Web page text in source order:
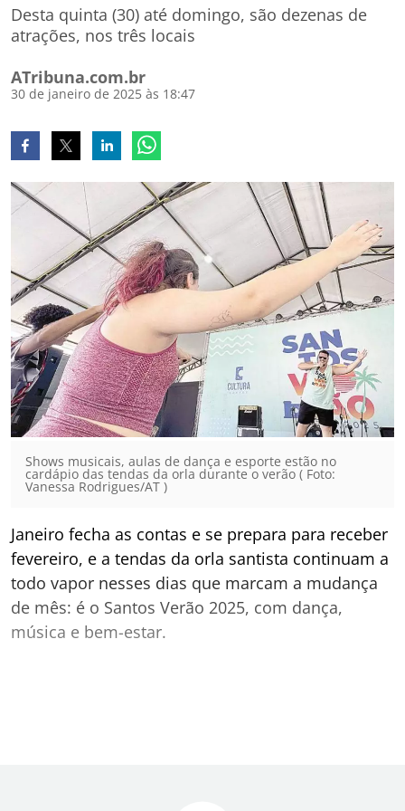
Desta quinta (30) até domingo, são dezenas de
atrações, nos três locais
ATribuna.com.br
30 de janeiro de 2025 às 18:47
Shows musicais, aulas de dança e esporte estão no
cardápio das tendas da orla durante o verão ( Foto:
Vanessa Rodrigues/AT )
Janeiro fecha as contas e se prepara para receber
fevereiro, e a tendas da orla santista continuam a
todo vapor nesses dias que marcam a mudança
de mês: é o Santos Verão 2025, com dança,
música e bem-estar.